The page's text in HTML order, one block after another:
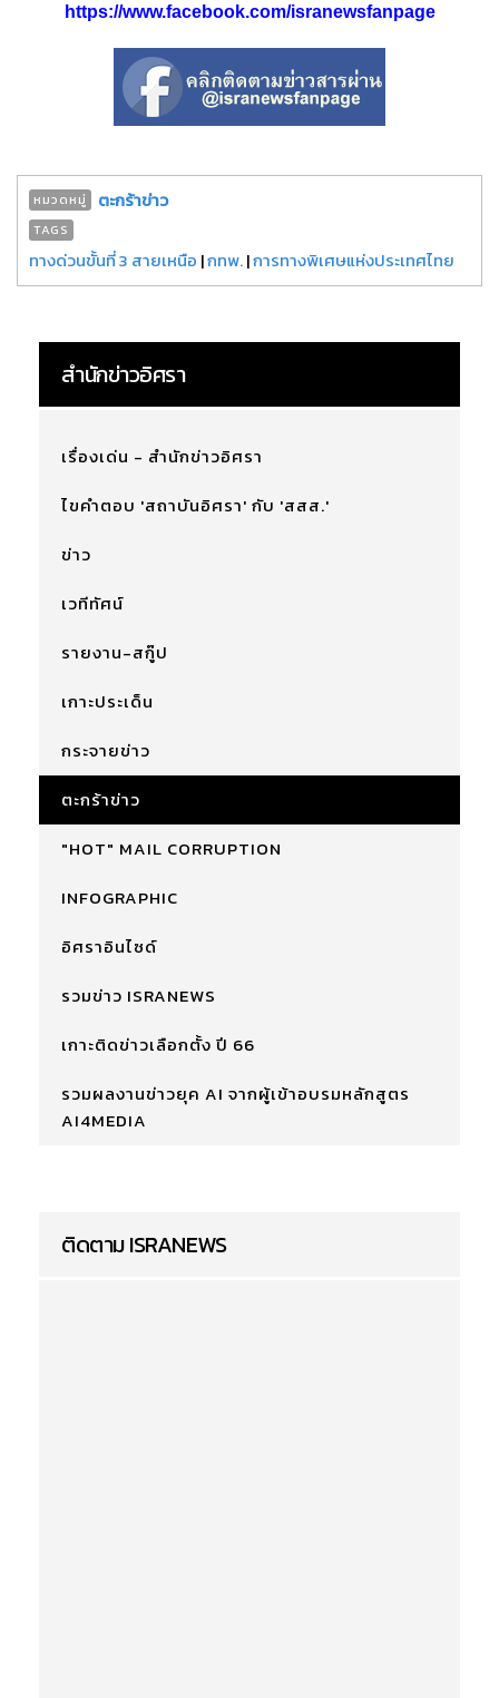
https://www.facebook.com/isranewsfanpage
หมวดหมู่ ตะกร้าข่าว
TAGS
ทางด่วนขั้นที่ 3 สายเหนือ |กทพ.|การทางพิเศษแห่งประเทศไทย
สำนักข่าวอิศรา
เรื่องเด่น - สำนักข่าวอิศรา
ไขคำตอบ 'สถาบันอิศรา' กับ 'สสส.'
ข่าว
เวทีทัศน์
รายงาน-สกู๊ป
เกาะประเด็น
กระจายข่าว
ตะกร้าข่าว
"HOT" MAIL CORRUPTION
INFOGRAPHIC
อิศราอินไซด์
รวมข่าว ISRANEWS
เกาะติดข่าวเลือกตั้ง ปี 66
รวมผลงานข่าวยุค AI จากผู้เข้าอบรมหลักสูตร
AI4MEDIA
ติดตาม ISRANEWS